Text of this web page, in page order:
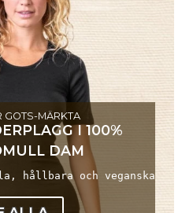
GOTS-MÄRKTA
I 100%
DAM
hållbara och veganska